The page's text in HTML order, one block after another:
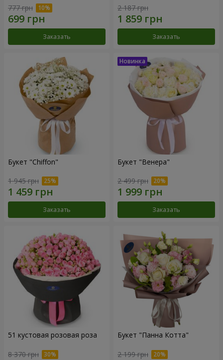
777 грн
Заказать
2 187 грн
Заказать
Букет "Chiffon"
1 945 грн
Заказать
Букет "Венера"
2 499 грн
Заказать
51 кустовая розовая роза
8 370 грн
Букет "Панна Котта"
2 199 грн